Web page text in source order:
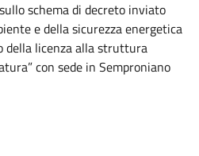
schema di decreto inviato
e della sicurezza energetica
della licenza alla struttura
con sede in Semproniano